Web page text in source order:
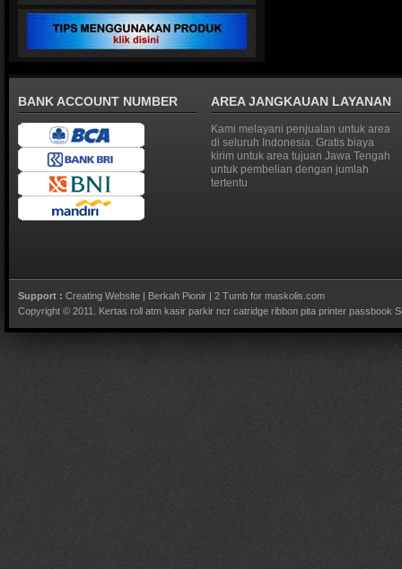
BANK ACCOUNT NUMBER AREA JANGKAUAN LAYANAN
Kami melayani penjualan untuk area
di seluruh Indonesia. Gratis biaya
kirim untuk area tujuan Jawa Tengah
untuk pembelian dengan jumlah
tertentu
Support : Creating Website Berkah Pionir
2 Tumb for maskolis.com
Copyright © 2011. Kertas roll atm kasir parkir ncr catridge ribbon pita printer passbook